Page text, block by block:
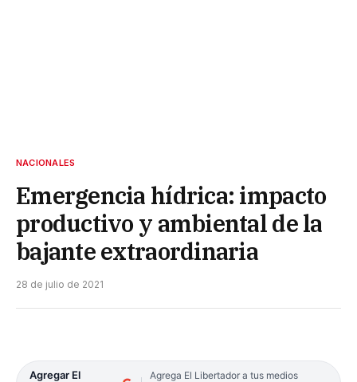
NACIONALES
Emergencia hídrica: impacto
productivo y ambiental de la
bajante extraordinaria
28 de julio de 2021
Agregar El
Agrega El Libertador a tus medios